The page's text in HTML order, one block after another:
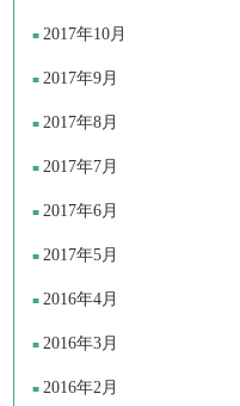
2017年10月
2017年9月
2017年8月
2017年7月
2017年6月
2017年5月
2016年4月
2016年3月
2016年2月